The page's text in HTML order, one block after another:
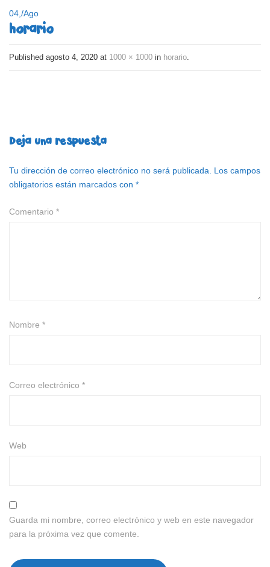
04, /Ago
horario
Published agosto 4, 2020 at 1000 × 1000 in horario
Deja una respuesta
Tu dirección de correo electrónico no será publicada.
Los campos
obligatorios están marcados con *
Comentario *
Nombre *
Correo electrónico *
Web
Guarda mi nombre, correo electrónico y web en este navegador
para la próxima vez que comente.